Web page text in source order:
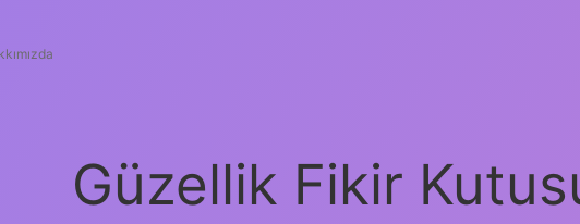
Güzellik Fikir